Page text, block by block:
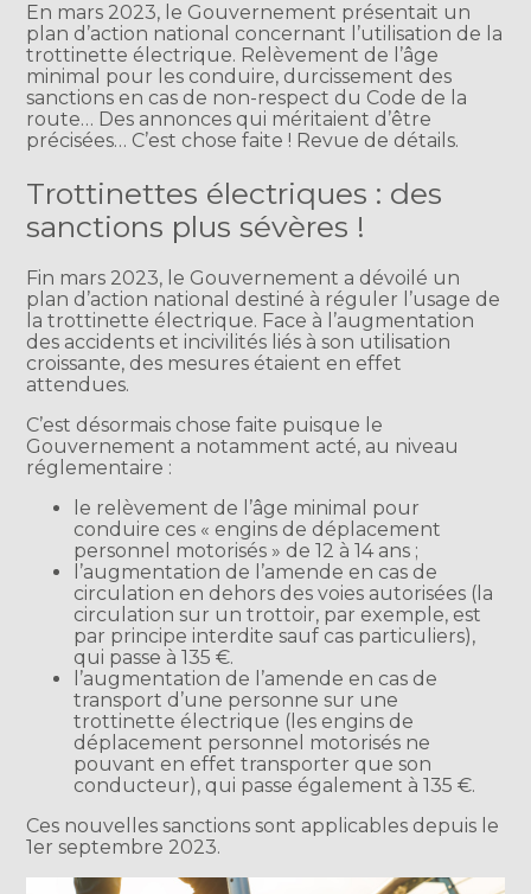
En mars 2023, le Gouvernement présentait un
plan d’action national concernant l’utilisation de la
trottinette électrique. Relèvement de l’âge
minimal pour les conduire, durcissement des
sanctions en cas de non-respect du Code de la
route… Des annonces qui méritaient d’être
précisées… C’est chose faite ! Revue de détails.
Trottinettes électriques : des
sanctions plus sévères !
Fin mars 2023, le Gouvernement a dévoilé un
plan d’action national destiné à réguler l’usage de
la trottinette électrique. Face à l’augmentation
des accidents et incivilités liés à son utilisation
croissante, des mesures étaient en effet
attendues.
C’est désormais chose faite puisque le
Gouvernement a notamment acté, au niveau
réglementaire :
le relèvement de l’âge minimal pour
conduire ces « engins de déplacement
personnel motorisés » de 12 à 14 ans ;
l’augmentation de l’amende en cas de
circulation en dehors des voies autorisées (la
circulation sur un trottoir, par exemple, est
par principe interdite sauf cas particuliers),
qui passe à 135 €.
l’augmentation de l’amende en cas de
transport d’une personne sur une
trottinette électrique (les engins de
déplacement personnel motorisés ne
pouvant en effet transporter que son
conducteur), qui passe également à 135 €.
Ces nouvelles sanctions sont applicables depuis le
1er septembre 2023.